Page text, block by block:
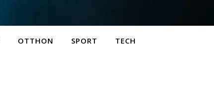
OTTHON SPORT TECH